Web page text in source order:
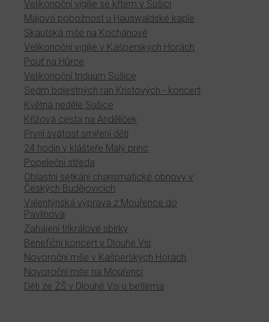
Velikonoční vigilie se křtem v Sušici
Májová pobožnost u Hauswaldské kaple
Skautská mše na Kochánově
Velikonoční vigilie v Kašperských Horách
Pouť na Hůrce
Velikonoční triduum Sušice
Sedm bolestných ran Kristových - koncert
Květná neděle Sušice
Křížová cesta na Andělíček
První svátost smíření dětí
24 hodin v klášteře Malý princ
Popeleční středa
Oblastní setkání charismatické obnovy v
Českých Budějovicích
Valentýnská výprava z Mouřence do
Pavlínova
Zahájení tříkrálové sbírky
Benefiční koncert v Dlouhé Vsi
Novoroční mše v Kašperských Horách
Novoroční mše na Mouřenci
Děti ze ZŠ v Dlouhé Vsi u betléma